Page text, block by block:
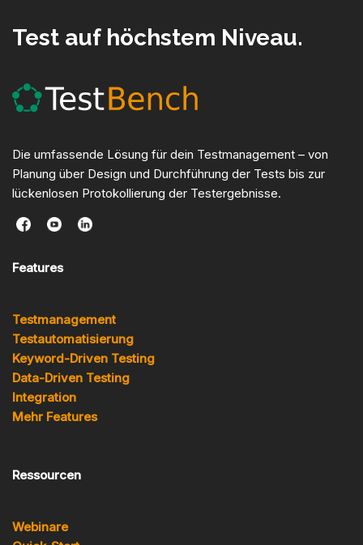
Test auf höchstem Niveau.
Die umfassende Lösung für dein Testmanagement – von
Planung über Design und Durchführung der Tests bis zur
lückenlosen Protokollierung der Testergebnisse.
Features
Testmanagement
Testautomatisierung
Keyword-Driven Testing
Data-Driven Testing
Integration
Mehr Features
Ressourcen
Webinare